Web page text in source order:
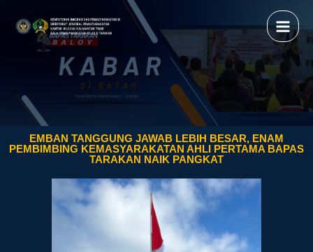
EMBAN TANGGUNG JAWAB LEBIH BESAR, ENAM
PEMBIMBING KEMASYARAKATAN AHLI PERTAMA BAPAS
TARAKAN NAIK PANGKAT